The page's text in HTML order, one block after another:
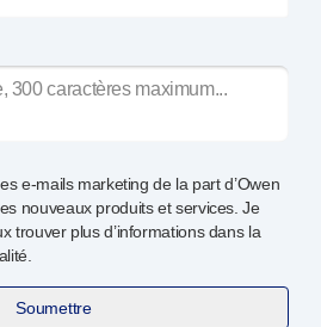
e-mailsmarketing de la part d’Owen
nouveaux produits et services. Je
trouver plus d’informations dans la
Soumettre